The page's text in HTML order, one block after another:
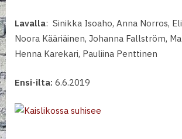
Lavalla: Sinikka Isoaho, Anna Norros,
Noora Kääriäinen, Johanna Fallström,
Henna Karekari, Pauliina Penttinen
Ensi-ilta: 6.6.2019